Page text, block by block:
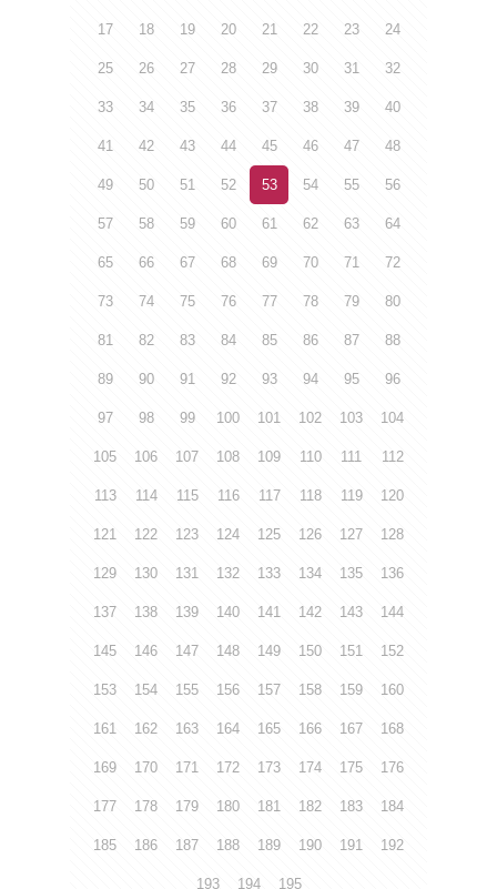
17 18 19 20 21 22 23 24
25 26 27 28 29 30 31 32
33 34 35 36 37 38 39 40
41 42 43 44 45 46 47 48
49 50 51 52 53 54 55 56
57 58 59 60 61 62 63 64
65 66 67 68 69 70 71 72
73 74 75 76 77 78 79 80
81 82 83 84 85 86 87 88
89 90 91 92 93 94 95 96
97 98 99 100 101 102 103 104
105 106 107 108 109 110 111 112
113 114 115 116 117 118 119 120
121 122 123 124 125 126 127 128
129 130 131 132 133 134 135 136
137 138 139 140 141 142 143 144
145 146 147 148 149 150 151 152
153 154 155 156 157 158 159 160
161 162 163 164 165 166 167 168
169 170 171 172 173 174 175 176
177 178 179 180 181 182 183 184
185 186 187 188 189 190 191 192
193 194 195